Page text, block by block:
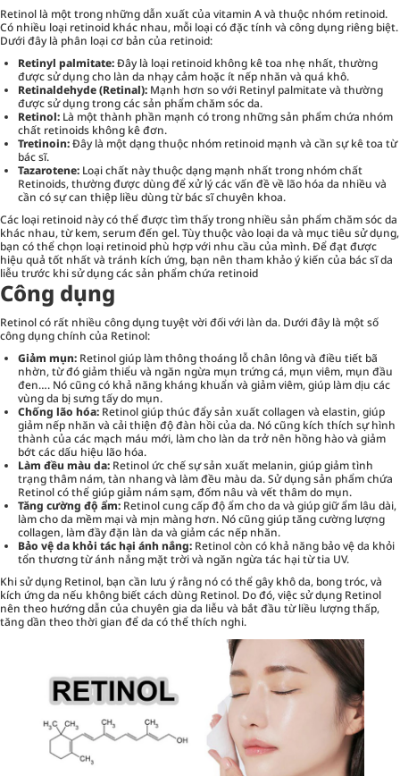
Retinol là một trong những dẫn xuất của vitamin A và thuộc nhóm retinoid.
Có nhiều loại retinoid khác nhau, mỗi loại có đặc tính và công dụng riêng biệt.
Dưới đây là phân loại cơ bản của retinoid:
Retinyl palmitate:Đây là loại retinoid không kê toa nhẹ nhất, thường
được sử dụng cho làn da nhạy cảm hoặc ít nếp nhăn và quá khô.
Retinaldehyde (Retinal): Mạnh hơn so với Retinyl palmitate và thường
được sử dụng trong các sản phẩm chăm sóc da.
Retinol: Là một thành phần mạnh có trong những sản phẩm chứa nhóm
chất retinoids không kê đơn.
Tretinoin:Đây là một dạng thuộc nhóm retinoid mạnh và cần sự kê toa từ
bác sĩ.
Tazarotene: Loại chất này thuộc dạng mạnh nhất trong nhóm chất
Retinoids, thường được dùng để xử lý các vấn đề về lão hóa da nhiều và
cần có sự can thiệp liều dùng từ bác sĩ chuyên khoa.
Các loại retinoid này có thể được tìm thấy trong nhiều sản phẩm chăm sóc da
khác nhau, từ kem, serum đến gel. Tùy thuộc vào loại da và mục tiêu sử dụng,
bạn có thể chọn loại retinoid phù hợp với nhu cầu của mình. Để đạt được
hiệu quả tốt nhất và tránh kích ứng, bạn nên tham khảo ý kiến của bác sĩ da
liễu trước khi sử dụng các sản phẩm chứa retinoid
Công dụng
Retinol có rất nhiều công dụng tuyệt vời đối với làn da. Dưới đây là một số
công dụng chính của Retinol:
Giảm mụn: Retinol giúp làm thông thoáng lỗ chân lông và điều tiết bã
nhờn, từ đó giảm thiểu và ngăn ngừa mụn trứng cá, mụn viêm, mụn đầu
đen…. Nó cũng có khả năng kháng khuẩn và giảm viêm, giúp làm dịu các
vùng da bị sưng tấy do mụn.
Chống lão hóa: Retinol giúp thúc đẩy sản xuất collagen và elastin, giúp
giảm nếp nhăn và cải thiện độ đàn hồi của da. Nó cũng kích thích sự hình
thành của các mạch máu mới, làm cho làn da trở nên hồng hào và giảm
bớt các dấu hiệu lão hóa.
Làm đều màu da: Retinol ức chế sự sản xuất melanin, giúp giảm tình
trạng thâm nám, tàn nhang và làm đều màu da. Sử dụng sản phẩm chứa
Retinol có thể giúp giảm nám sạm, đốm nâu và vết thâm do mụn.
Tăng cường độ ẩm: Retinol cung cấp độ ẩm cho da và giúp giữ ẩm lâu dài,
làm cho da mềm mại và mịn màng hơn. Nó cũng giúp tăng cường lượng
collagen, làm đầy đặn làn da và giảm các nếp nhăn.
Bảo vệ da khỏi tác hại ánh nắng: Retinol còn có khả năng bảo vệ da khỏi
tổn thương từ ánh nắng mặt trời và ngăn ngừa tác hại từ tia UV.
Khi sử dụng Retinol, bạn cần lưu ý rằng nó có thể gây khô da, bong tróc, và
kích ứng da nếu không biết cách dùng Retinol. Do đó, việc sử dụng Retinol
nên theo hướng dẫn của chuyên gia da liễu và bắt đầu từ liều lượng thấp,
tăng dần theo thời gian để da có thể thích nghi.